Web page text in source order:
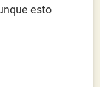
esto